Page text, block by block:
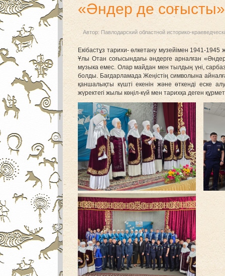
«Әндер де
Автор: Павлодарский областной историко-
Екібастұз тарихи- өлкетану музейімен 1941-
Ұлы Отан соғысындағы әндерге арналған
музыка емес. Олар майдан мен тылдың үні,
болды. Бағдарламада Жеңістің символына
қаншалықты күшті екенін және өткенді еске
жүректегі жылы көңіл-күй мен тарихқа деген